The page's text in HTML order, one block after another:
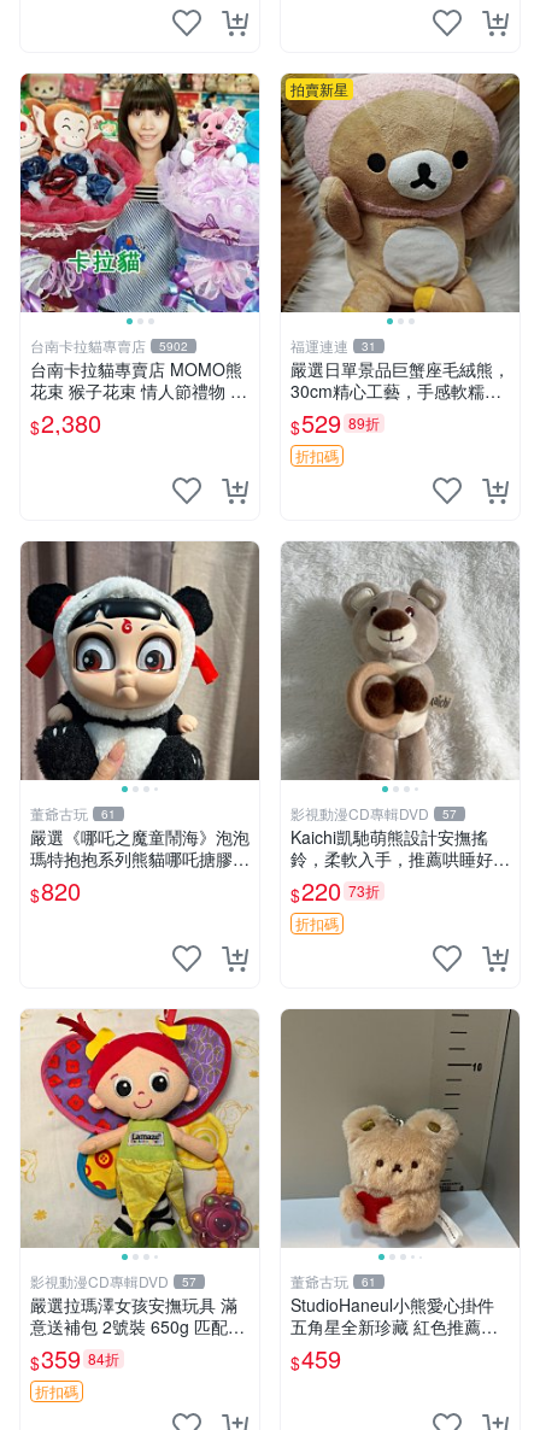
台南卡拉貓專賣店 5902
台南卡拉貓專賣店 MOMO熊
花束 猴子花束 情人節禮物 二
選一 可繡字 可今天寄明天到
$2,380
拍賣新星
福運連連 31
嚴選日單景品巨蟹座毛絨熊，
30cm精心工藝，手感軟糯推
薦收藏送人 巨蟹座 毛絨玩具
精緻做工
$529 89折
折扣碼
董爺古玩 61
嚴選《哪吒之魔童鬧海》泡泡
瑪特抱抱系列熊貓哪吒搪膠臉
毛絨， STATE：如圖顯示 哪
吒 毛絨公仔 泡泡瑪特
$820
影視動漫CD專輯DVD 57
Kaichi凱馳萌熊設計安撫搖
鈴，柔軟入手，推薦哄睡好選
擇 熊公仔 安撫玩具 喂食環
$220 73折
折扣碼
影視動漫CD專輯DVD 57
嚴選拉瑪澤女孩安撫玩具 滿
意送補包 2號裝 650g 匹配嬰
幼童舒壓好伴侶 女孩專用 安
心選擇 安撫玩偶 衝包 玩具
$359 84折
折扣碼
董爺古玩 61
StudioHaneul小熊愛心掛件
五角星全新珍藏 紅色推薦收
藏 玩具掛飾 掛件 新品
$459